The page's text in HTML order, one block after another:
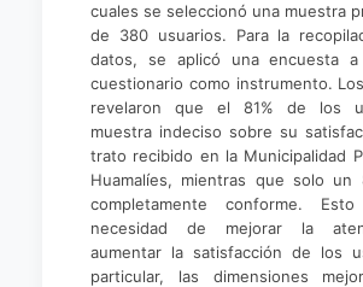
cuales se seleccionó una muestra
de 380 usuarios. Para la
datos, se aplicó una encuesta
cuestionario como instrumento.
revelaron que el 81% de los
muestra indeciso sobre su
trato recibido en la Municipalidad
Huamalíes, mientras que solo un
completamente conforme.
necesidad de mejorar la
aumentar la satisfacción de los
particular, las dimensiones